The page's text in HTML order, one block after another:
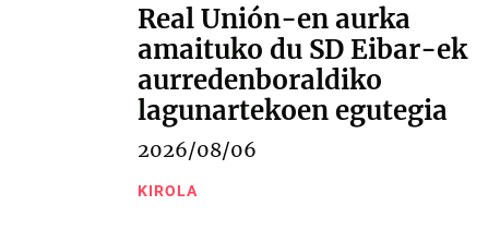
Real Unión-en aurka
amaituko du SD Eibar-ek
aurredenboraldiko
lagunartekoen egutegia
2026/08/06
KIROLA